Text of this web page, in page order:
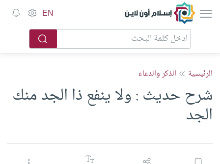
إسلام أون لاين EN
الرئيسية الذكر والدعاء
شرح حديث : ولا ينفع ذا الجد منك
الجد